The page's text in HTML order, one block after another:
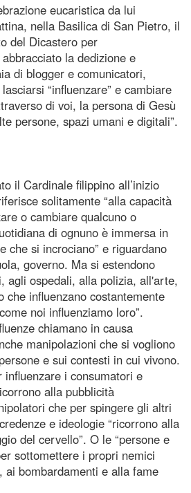
eucaristica da lui
nella Basilica di San Pietro, il
del Dicastero per
la dedizione e
di blogger e comunicatori,
“influenzare” e cambiare
di voi, la persona di Gesù
persone, spazi umani e digitali”.
il Cardinale filippino all’inizio
solitamente “alla capacità
o cambiare qualcuno o
di ognuno è immersa in
che si incrociano” e riguardano
governo. Ma si estendono
agli ospedali, alla polizia, all'arte,
che influenzano costantemente
noi influenziamo loro”.
chiamano in causa
manipolazioni che si vogliono
e sui contesti in cui vivono.
i consumatori e
alla pubblicità
che per spingere gli altri
e ideologie “ricorrono alla
del cervello”. O le “persone e
sottomettere i propri nemici
ai bombardamenti e alla fame